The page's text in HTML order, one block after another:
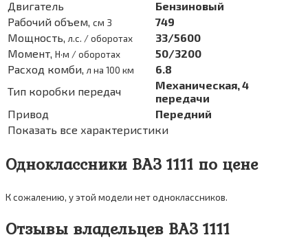
Двигатель
Бензиновый
Рабочий объем, см 3
749
Мощность, л.с. / оборотах
33/5600
Момент, Н·м / оборотах
50/3200
Расход комби, л на 100 км
6.8
Тип коробки передач
Механическая, 4
передачи
Привод
Передний
Показать все характеристики
Одноклассники ВАЗ 1111 по цене
К сожалению, у этой модели нет одноклассников.
Отзывы владельцев ВАЗ 1111